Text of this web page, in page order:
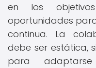
en los
oportunidades
continua. La
debe ser estática,
para